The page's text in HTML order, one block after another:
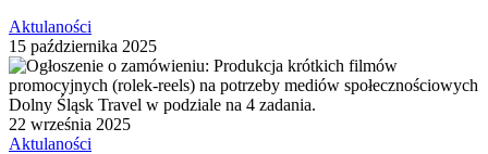
Aktulaności
15 października 2025
22 września 2025
Aktulaności